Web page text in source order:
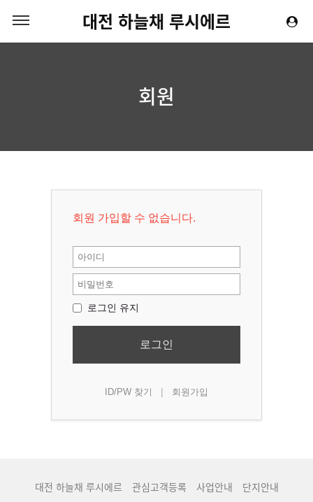
대전 하늘채 루시에르
회원
회원 가입할 수 없습니다.
로그인 유지
로그인
ID/PW 찾기 | 회원가입
대전 하늘채 루시에르 관심고객등록 사업안내
단지안내